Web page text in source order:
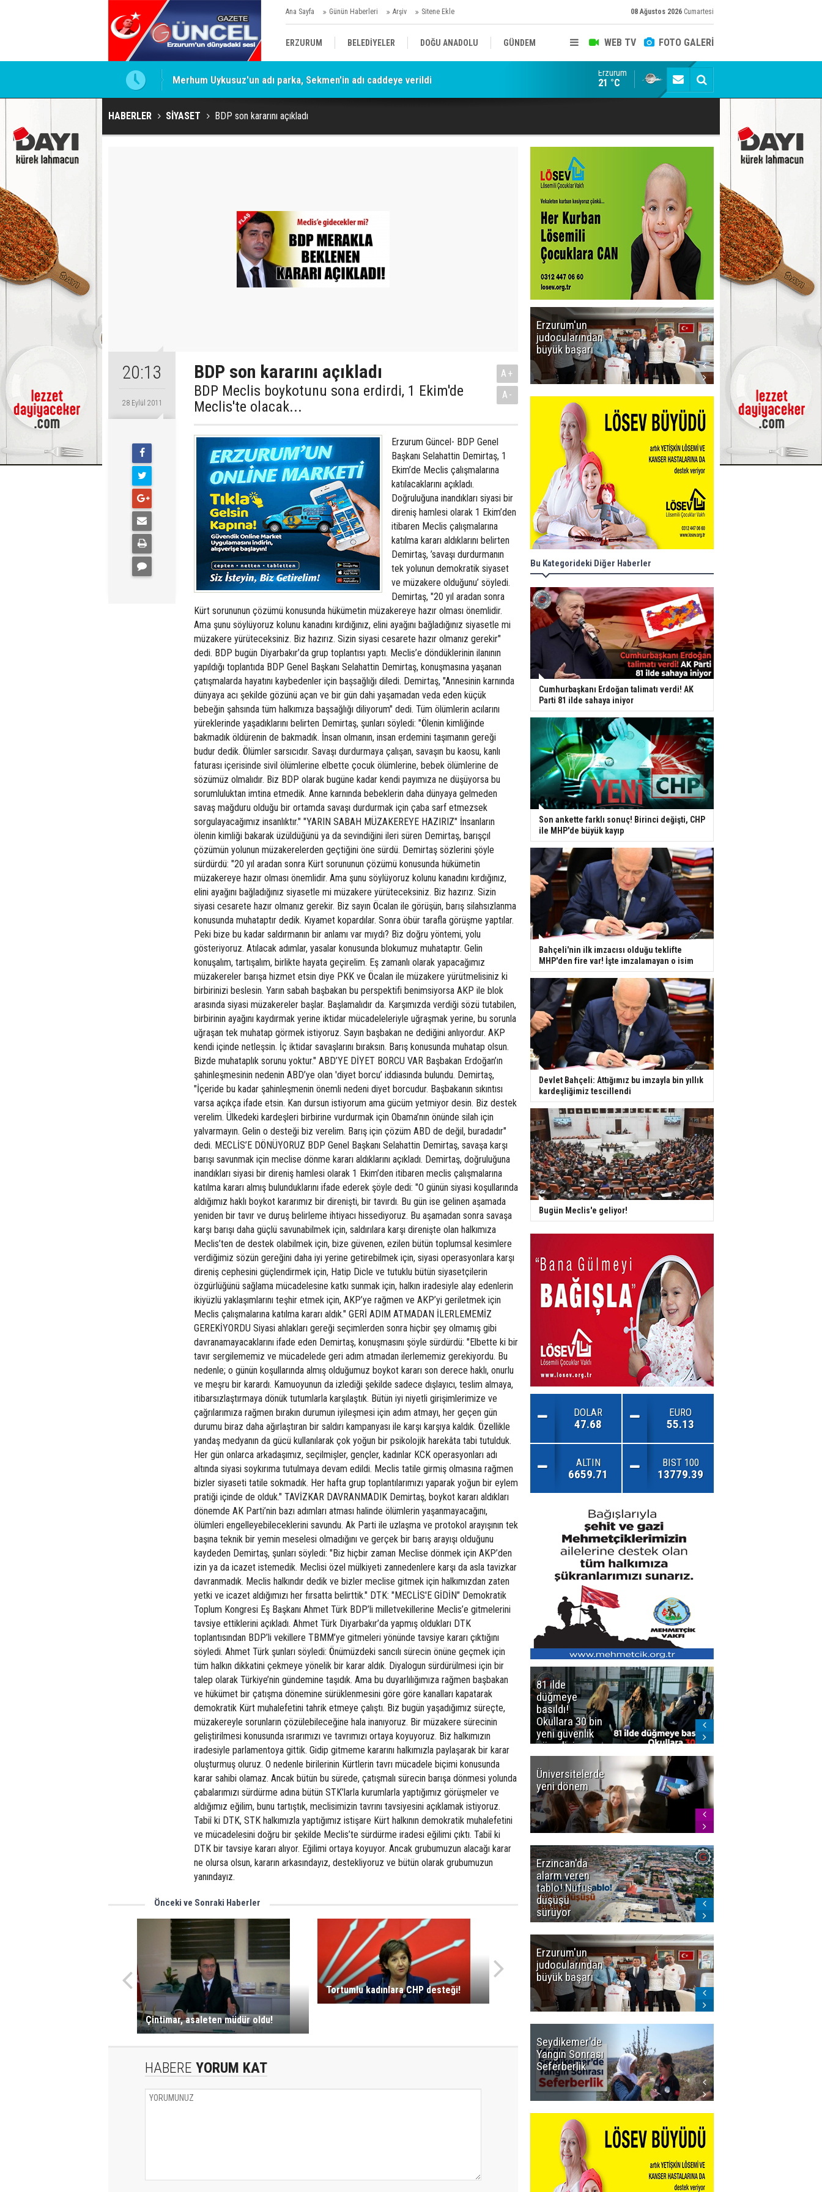
Ana Sayfa Günün Haberleri Arşiv Sitene Ekle 08 Ağustos 2026 Cumartesi
WEB TV FOTO GALERİ
ERZURUM BELEDİYELER DOĞU ANADOLU GÜNDEM
SİYASET AFAD/ SAVAŞ SPOR
KÜLTÜR/SANAT//MAĞAZİN
Merhum Uykusuz'un adı parka, Sekmen'in adı caddeye verildi Konuşanlar'a katıldı, söyledikleri başına iş açtı!
Erzurum
21 °C
HABERLER SİYASET BDP son kararını açıkladı
20:13
28 Eylül 2011
BDP son kararını açıkladı
BDP Meclis boykotunu sona erdirdi, 1 Ekim'de
Meclis'te olacak...
A+
A-
Erzurum Güncel- BDP Genel
Başkanı Selahattin Demirtaş, 1
Ekim’de Meclis çalışmalarına
katılacaklarını açıkladı.
Doğruluğuna inandıkları siyasi bir
direniş hamlesi olarak 1 Ekim’den
itibaren Meclis çalışmalarına
katılma kararı aldıklarını belirten
Demirtaş, ’savaşı durdurmanın
tek yolunun demokratik siyaset
ve müzakere olduğunu’ söyledi.
Demirtaş, "20 yıl aradan sonra
Kürt sorununun çözümü konusunda hükümetin müzakereye hazır olması önemlidir.
Ama şunu söylüyoruz kolunu kanadını kırdığınız, elini ayağını bağladığınız siyasetle mi
müzakere yürüteceksiniz. Biz hazırız. Sizin siyasi cesarete hazır olmanız gerekir"
dedi. BDP bugün Diyarbakır’da grup toplantısı yaptı. Meclis’e döndüklerinin ilanının
yapıldığı toplantıda BDP Genel Başkanı Selahattin Demirtaş, konuşmasına yaşanan
çatışmalarda hayatını kaybedenler için başsağlığı diledi. Demirtaş, "Annesinin karnında
dünyaya acı şekilde gözünü açan ve bir gün dahi yaşamadan veda eden küçük
bebeğin şahsında tüm halkımıza başsağlığı diliyorum" dedi. Tüm ölümlerin acılarını
yüreklerinde yaşadıklarını belirten Demirtaş, şunları söyledi: "Ölenin kimliğinde
bakmadık öldürenin de bakmadık. İnsan olmanın, insan erdemini taşımanın gereği
budur dedik. Ölümler sarsıcıdır. Savaşı durdurmaya çalışan, savaşın bu kaosu, kanlı
faturası içerisinde sivil ölümlerine elbette çocuk ölümlerine, bebek ölümlerine de
sözümüz olmalıdır. Biz BDP olarak bugüne kadar kendi payımıza ne düşüyorsa bu
sorumluluktan imtina etmedik. Anne karnında bebeklerin daha dünyaya gelmeden
savaş mağduru olduğu bir ortamda savaşı durdurmak için çaba sarf etmezsek
sorgulayacağımız insanlıktır." "YARIN SABAH MÜZAKEREYE HAZIRIZ" İnsanların
ölenin kimliği bakarak üzüldüğünü ya da sevindiğini ileri süren Demirtaş, barışçıl
çözümün yolunun müzakerelerden geçtiğini öne sürdü. Demirtaş sözlerini şöyle
sürdürdü: "20 yıl aradan sonra Kürt sorununun çözümü konusunda hükümetin
müzakereye hazır olması önemlidir. Ama şunu söylüyoruz kolunu kanadını kırdığınız,
elini ayağını bağladığınız siyasetle mi müzakere yürüteceksiniz. Biz hazırız. Sizin
siyasi cesarete hazır olmanız gerekir. Biz sayın Öcalan ile görüşün, barış silahsızlanma
konusunda muhataptır dedik. Kıyamet kopardılar. Sonra öbür tarafla görüşme yaptılar.
Peki bize bu kadar saldırmanın bir anlamı var mıydı? Biz doğru yöntemi, yolu
gösteriyoruz. Atılacak adımlar, yasalar konusunda blokumuz muhataptır. Gelin
konuşalım, tartışalım, birlikte hayata geçirelim. Eş zamanlı olarak yapacağımız
müzakereler barışa hizmet etsin diye PKK ve Öcalan ile müzakere yürütmelisiniz ki
birbirinizi beslesin. Yarın sabah başbakan bu perspektifi benimsiyorsa AKP ile blok
arasında siyasi müzakereler başlar. Başlamalıdır da. Karşımızda verdiği sözü tutabilen,
birbirinin ayağını kaydırmak yerine iktidar mücadeleleriyle uğraşmak yerine, bu sorunla
uğraşan tek muhatap görmek istiyoruz. Sayın başbakan ne dediğini anlıyordur. AKP
kendi içinde netleşsin. İç iktidar savaşlarını bıraksın. Barış konusunda muhatap olsun.
Bizde muhataplık sorunu yoktur." ABD’YE DİYET BORCU VAR Başbakan Erdoğan’ın
şahinleşmesinin nedenin ABD’ye olan 'diyet borcu’ iddiasında bulundu. Demirtaş,
"İçeride bu kadar şahinleşmenin önemli nedeni diyet borcudur. Başbakanın sıkıntısı
varsa açıkça ifade etsin. Kan dursun istiyorum ama gücüm yetmiyor desin. Biz destek
verelim. Ülkedeki kardeşleri birbirine vurdurmak için Obama’nın önünde silah için
yalvarmayın. Gelin o desteği biz verelim. Barış için çözüm ABD de değil, buradadır"
dedi. MECLİS’E DÖNÜYORUZ BDP Genel Başkanı Selahattin Demirtaş, savaşa karşı
barışı savunmak için meclise dönme kararı aldıklarını açıkladı. Demirtaş, doğruluğuna
inandıkları siyasi bir direniş hamlesi olarak 1 Ekim’den itibaren meclis çalışmalarına
katılma kararı almış bulunduklarını ifade ederek şöyle dedi: "O günün siyasi koşullarında
aldığımız haklı boykot kararımız bir direnişti, bir tavırdı. Bu gün ise gelinen aşamada
yeniden bir tavır ve duruş belirleme ihtiyacı hissediyoruz. Bu aşamadan sonra savaşa
karşı barışı daha güçlü savunabilmek için, saldırılara karşı direnişte olan halkımıza
Meclis’ten de destek olabilmek için, bize güvenen, ezilen bütün toplumsal kesimlere
verdiğimiz sözün gereğini daha iyi yerine getirebilmek için, siyasi operasyonlara karşı
direniş cephesini güçlendirmek için, Hatip Dicle ve tutuklu bütün siyasetçilerin
özgürlüğünü sağlama mücadelesine katkı sunmak için, halkın iradesiyle alay edenlerin
ikiyüzlü yaklaşımlarını teşhir etmek için, AKP’ye rağmen ve AKP’yi geriletmek için
Meclis çalışmalarına katılma kararı aldık." GERİ ADIM ATMADAN İLERLEMEMİZ
GEREKİYORDU Siyasi ahlakları gereği seçimlerden sonra hiçbir şey olmamış gibi
davranamayacaklarını ifade eden Demirtaş, konuşmasını şöyle sürdürdü: "Elbette ki bir
tavır sergilememiz ve mücadelede geri adım atmadan ilerlememiz gerekiyordu. Bu
nedenle; o günün koşullarında almış olduğumuz boykot kararı son derece haklı, onurlu
ve meşru bir karardı. Kamuoyunun da izlediği şekilde sadece dışlayıcı, teslim almaya,
itibarsızlaştırmaya dönük tutumlarla karşılaştık. Bütün iyi niyetli girişimlerimize ve
çağrılarımıza rağmen bırakın durumun iyileşmesi için adım atmayı, her geçen gün
durumu biraz daha ağırlaştıran bir saldırı kampanyası ile karşı karşıya kaldık. Özellikle
yandaş medyanın da gücü kullanılarak çok yoğun bir psikolojik harekâta tabi tutulduk.
Her gün onlarca arkadaşımız, seçilmişler, gençler, kadınlar KCK operasyonları adı
altında siyasi soykırıma tutulmaya devam edildi. Meclis tatile girmiş olmasına rağmen
bizler siyaseti tatile sokmadık. Her hafta grup toplantılarımızı yaparak yoğun bir eylem
pratiği içinde de olduk." TAVİZKAR DAVRANMADIK Demirtaş, boykot kararı aldıkları
dönemde AK Parti’nin bazı adımları atması halinde ölümlerin yaşanmayacağını,
ölümleri engelleyebileceklerini savundu. Ak Parti ile uzlaşma ve protokol arayışının tek
başına teknik bir yemin meselesi olmadığını ve gerçek bir barış arayışı olduğunu
kaydeden Demirtaş, şunları söyledi: "Biz hiçbir zaman Meclise dönmek için AKP’den
izin ya da icazet istemedik. Meclisi özel mülkiyeti zannedenlere karşı da asla tavizkar
davranmadık. Meclis halkındır dedik ve bizler meclise gitmek için halkımızdan zaten
yetki ve icazet aldığımızı her fırsatta belirttik." DTK: "MECLİS'E GİDİN" Demokratik
Toplum Kongresi Eş Başkanı Ahmet Türk BDP’li milletvekillerine Meclis’e gitmelerini
tavsiye ettiklerini açıkladı. Ahmet Türk Diyarbakır’da yapmış oldukları DTK
toplantısından BDP’li vekillere TBMM’ye gitmeleri yönünde tavsiye kararı çıktığını
söyledi. Ahmet Türk şunları söyledi: Önümüzdeki sancılı sürecin önüne geçmek için
tüm halkın dikkatini çekmeye yönelik bir karar aldık. Diyalogun sürdürülmesi için bir
talep olarak Türkiye’nin gündemine taşıdık. Ama bu duyarlılığımıza rağmen başbakan
ve hükümet bir çatışma dönemine sürüklenmesini göre göre kanalları kapatarak
demokratik Kürt muhalefetini tahrik etmeye çalıştı. Biz bugün yaşadığımız süreçte,
müzakereyle sorunların çözülebileceğine hala inanıyoruz. Bir müzakere sürecinin
geliştirilmesi konusunda ısrarımızı ve tavrımızı ortaya koyuyoruz. Biz halkımızın
iradesiyle parlamentoya gittik. Gidip gitmeme kararını halkımızla paylaşarak bir karar
oluşturmuş oluruz. O nedenle birilerinin Kürtlerin tavrı mücadele biçimi konusunda
karar sahibi olamaz. Ancak bütün bu sürede, çatışmalı sürecin barışa dönmesi yolunda
çabalarımızı sürdürme adına bütün STK’larla kurumlarla yaptığımız görüşmeler ve
aldığımız eğilim, bunu tartıştık, meclisimizin tavrını tavsiyesini açıklamak istiyoruz.
Tabiî ki DTK, STK halkımızla yaptığımız istişare Kürt halkının demokratik muhalefetini
ve mücadelesini doğru bir şekilde Meclis’te sürdürme iradesi eğilimi çıktı. Tabiî ki
DTK bir tavsiye kararı alıyor. Eğilimi ortaya koyuyor. Ancak grubumuzun alacağı karar
ne olursa olsun, kararın arkasındayız, destekliyoruz ve bütün olarak grubumuzun
yanındayız.
Önceki ve Sonraki Haberler
Çintimar, asaleten müdür oldu!
Tortumlu kadınlara CHP desteği!
HABERE YORUM KAT
Erzurum'un
judocularından
büyük başarı
Bu Kategorideki Diğer Haberler
Cumhurbaşkanı Erdoğan talimatı verdi! AK
Parti 81 ilde sahaya iniyor
Son ankette farklı sonuç! Birinci değişti, CHP
ile MHP'de büyük kayıp
Bahçeli'nin ilk imzacısı olduğu teklifte
MHP'den fire var! İşte imzalamayan o isim
Devlet Bahçeli: Attığımız bu imzayla bin yıllık
kardeşliğimiz tescillendi
Bugün Meclis'e geliyor!
DOLAR
47.68
EURO
55.13
ALTIN
6659.71
BIST 100
13779.39
81 ilde
düğmeye
basıldı!
Okullara 30 bin
yeni güvenlik
görevlisi
Üniversitelerde
yeni dönem
Erzincan'da
alarm veren
tablo! Nüfus
düşüşü
sürüyor
Erzurum'un
judocularından
büyük başarı
Seydikemer'de
Yangın Sonrası
Seferberlik